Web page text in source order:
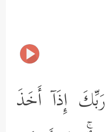
إِذَاۤ أَخَذَ